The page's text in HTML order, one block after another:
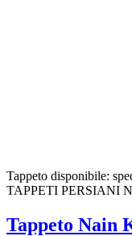
Tappeto disponibile:
TAPPETI PERSIANI
Tappeto Nain